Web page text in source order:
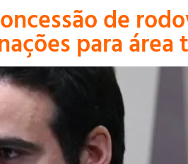
de
para área